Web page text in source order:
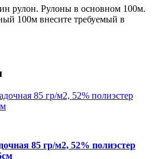
рулон. Рулоны в основном 100м.
100м внесите требуемый в
85 гр/м2, 52% полиэстер